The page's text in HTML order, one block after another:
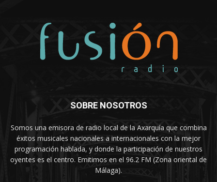
SOBRE NOSOTROS
Somos una emisora de radio local de la Axarquía que combina
éxitos musicales nacionales a internacionales con la mejor
programación hablada, y donde la participación de nuestros
oyentes es el centro. Emitimos en el 96.2 FM (Zona oriental de
Málaga).